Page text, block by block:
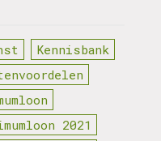
Kennisbank
2021